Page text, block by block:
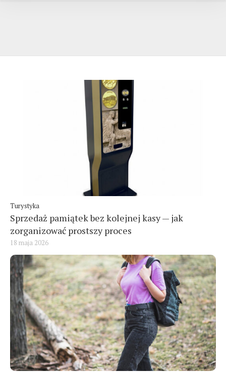
Turystyka
Sprzedaż pamiątek bez kolejnej kasy — jak
zorganizować prostszy proces
18 maja 2026